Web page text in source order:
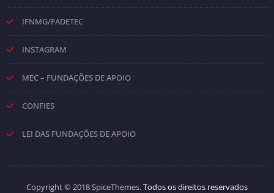
IFNMG/FADETEC
INSTAGRAM
MEC – FUNDAÇÕES DE APOIO
CONFIES
LEI DAS FUNDAÇÕES DE APOIO
Copyright © 2018 SpiceThemes.Todos os direitos reservados